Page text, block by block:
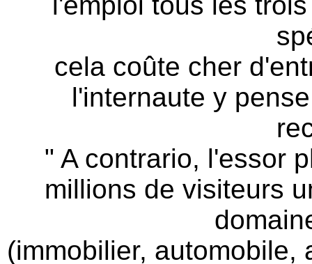
cela coûte cher
l'internaute y
" A contrario, l'essor
millions de visiteurs
(immobilier, automobile,